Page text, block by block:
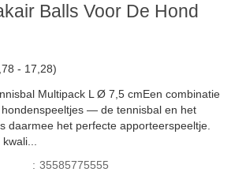
Balls Voor De Hond
- 17,28)
Multipack L Ø 7,5 cmEen combinatie
— de tennisbal en het
daarmee het perfecte apporteerspeeltje.
: 35585775555